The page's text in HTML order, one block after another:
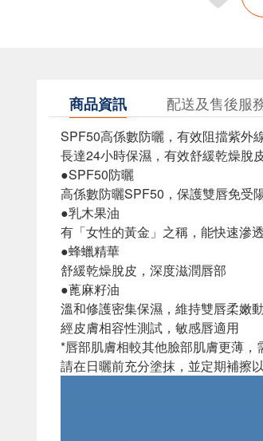
商品資訊 配送及售後服
SPF50高係數防曬，有效阻擋紫外
長達24小時保濕，有效舒緩乾燥脫
●SPF50防曬
高係數防曬SPF50，保護雙唇免受
●乳木果油
有「女性的黃金」之稱，能快速滲
●蜂蠟精華
舒緩乾燥脫皮，深度滋潤唇部
●蓖麻籽油
溫和修護密集保濕，維持雙唇柔嫩
經皮膚相容性測試，敏感唇適用
*唇部肌膚相較其他臉部肌膚更薄，
請在日曬前充分塗抹，並定期補擦